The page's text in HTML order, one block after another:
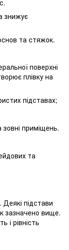
знижує
та стяжок.
поверхні
плівку на
підставах;
приміщень.
та
підстави
зазначено вище.
і рівність